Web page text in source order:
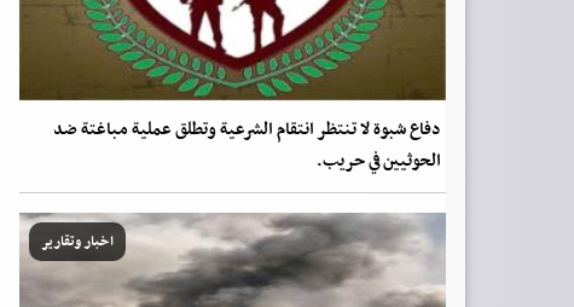
دفاع شبوة لا تنتظر انتقام الشرعية وتطلق عملية مباغتة ضد
الحوثيين في حريب.
اخبار وتقارير